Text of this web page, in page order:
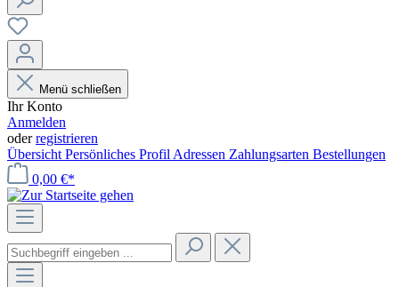
Menü schließen
Ihr Konto
Anmelden
oderregistrieren
Übersicht Persönliches Profil Adressen Zahlungsarten Bestellungen
0,00 €*